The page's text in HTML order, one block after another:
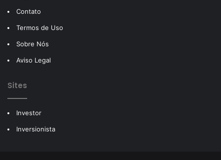
Contato
Termos de Uso
Sobre Nós
Aviso Legal
Sites
Investor
Inversionista